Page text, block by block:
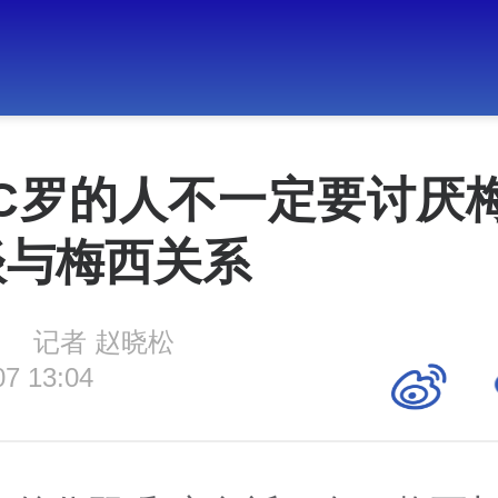
罗的人不一定要讨厌
梅西关系
记者 赵晓松
13:04